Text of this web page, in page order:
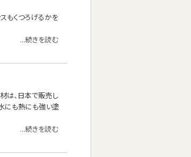
もくつろげるかを
...続きを読む
は、日本で販売し
にも熱にも強い塗
...続きを読む